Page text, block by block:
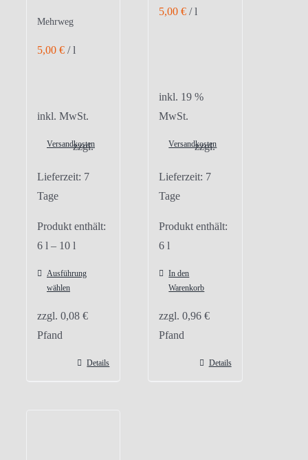
Mehrweg
5,00 € /l
inkl. MwSt.
zzgl.
Versandkosten
Lieferzeit: 7
Tage
Produkt enthält:
6 l – 10 l
Ausführung
wählen
Produkt
weist
zzgl. 0,08 €
Pfand
Details
5,00€ /l
inkl. 19 %
MwSt.
zzgl.
Versandkosten
Lieferzeit: 7
Tage
Produkt enthält:
6l
In den
Warenkorb
zzgl.0,96€
Pfand
Details